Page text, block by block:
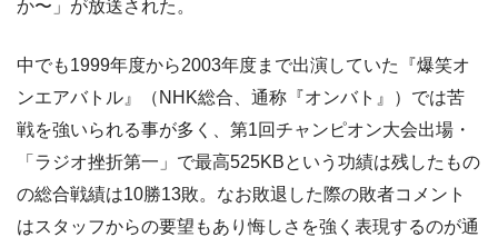
か〜」が放送された。
中でも1999年度から2003年度まで出演していた『爆笑オ
ンエアバトル』（NHK総合、通称『オンバト』）では苦
戦を強いられる事が多く、第1回チャンピオン大会出場・
「ラジオ挫折第一」で最高525KBという功績は残したもの
の総合戦績は10勝13敗。なお敗退した際の敗者コメント
はスタッフからの要望もあり悔しさを強く表現するのが通